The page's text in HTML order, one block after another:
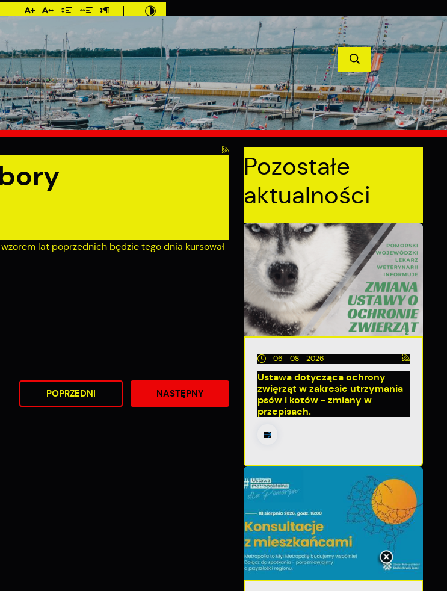
TURYSTYKA INWESTYCJE PROJEKTY UNIJNE KONTAKT
POPRZEDNI NASTĘPNY
lat poprzednich będzie tego dnia kursował
POPRZEDNI NASTĘPNY
Pozostałe
aktualności
06 - 08 - 2026
Ustawa dotycząca ochrony
zwięrząt w zakresie utrzymania
psów i kotów - zmiany w
przepisach.